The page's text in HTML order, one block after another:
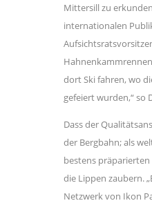
Mittersill zu
internationalen
dort Ski fahren, wo
gefeiert wurden,“ so
Dass der
der Bergbahn; als
bestens
die Lippen zaubern.
Netzwerk von Ikon